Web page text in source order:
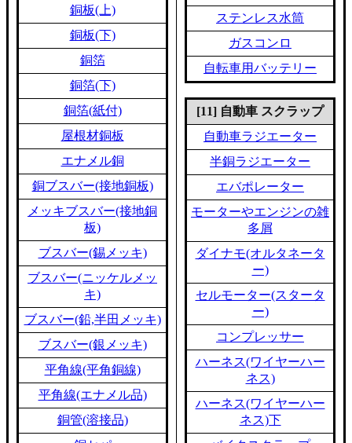
銅板(上)
銅板(下)
銅箔
銅箔(下)
銅箔(紙付)
屋根材銅板
エナメル銅
銅ブスバー(接地銅板)
メッキブスバー(接地銅
板)
ブスバー(錫メッキ)
ブスバー(ニッケルメッ
キ)
ブスバー(鉛,半田メッキ)
ブスバー(銀メッキ)
平角線(平角銅線)
平角線(エナメル品)
銅管(溶接品)
ステンレス水筒
ガスコンロ
自転車用バッテリー
[11] 自動車 スクラップ
自動車ラジエーター
半銅ラジエーター
エバポレーター
モーターやエンジンの雑
多屑
ダイナモ(オルタネータ
ー)
セルモーター(スタータ
ー)
コンプレッサー
ハーネス(ワイヤーハー
ネス)
ハーネス(ワイヤーハー
ネス)下